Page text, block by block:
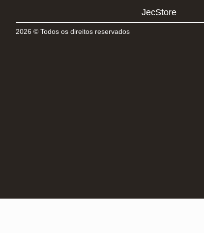
JecStore
2026 © Todos os direitos reservados